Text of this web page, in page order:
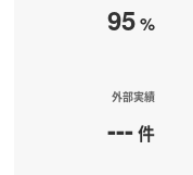
95%
外部実績
---件